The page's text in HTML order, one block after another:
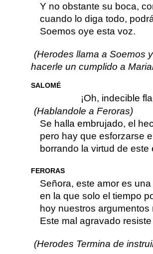
Y no obstante su boca,
cuando lo diga todo,
Soemos oye esta voz.
(Herodes llama a Soemos
hacerle un cumplido a
SALOMÉ
¡Oh, indecible
(Hablandole a Feroras)
Se halla embrujado, el
pero hay que esforzarse
borrando la virtud de este
FERORAS
Señora, este amor es
en la que solo el tiempo
hoy nuestros
Este mal agravado
(Herodes Termina de